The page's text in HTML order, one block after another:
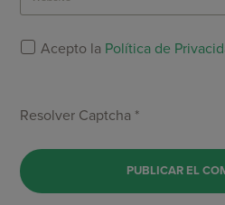
Acepto la Política de
Resolver Captcha *